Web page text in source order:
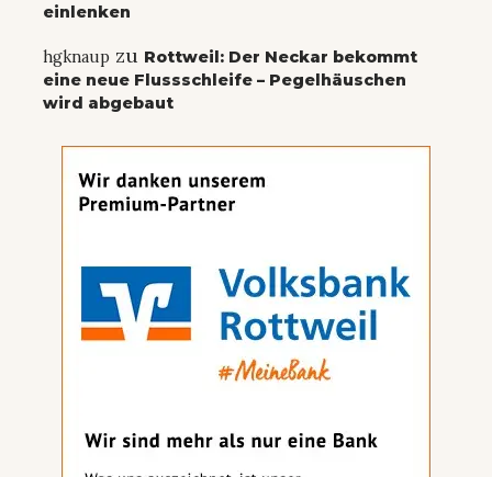
einlenken
hgknaup zu Rottweil: Der Neckar bekommt
eine neue Flussschleife – Pegelhäuschen
wird abgebaut